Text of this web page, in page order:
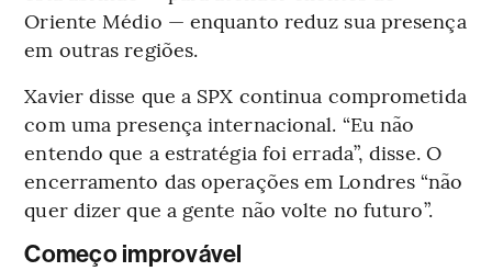
Oriente Médio — enquanto reduz sua presença
em outras regiões.
Xavier disse que a SPX continua comprometida
com uma presença internacional. “Eu não
entendo que a estratégia foi errada”, disse. O
encerramento das operações em Londres “não
quer dizer que a gente não volte no futuro”.
Começo improvável